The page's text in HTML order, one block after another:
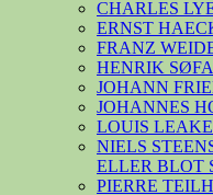
CHARLES
ERNST
FRANZ
HENRIK
JOHANN
JOHANNES
LOUIS
NIELS
ELLER BLOT
PIERRE